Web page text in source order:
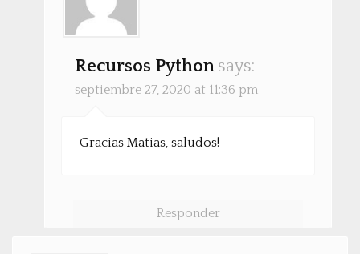
Recursos Python says:
septiembre 27, 2020 at 11:36 pm
Gracias Matias, saludos!
Responder